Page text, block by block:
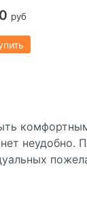
руб
неудобно.